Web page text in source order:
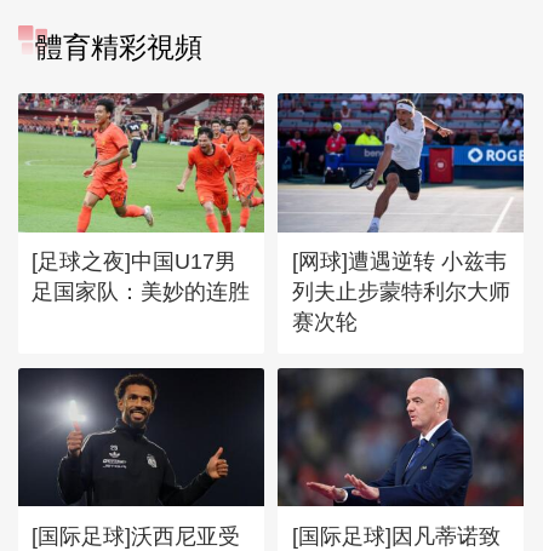
體育精彩視頻
[足球之夜]中国U17男
足国家队：美妙的连胜
[网球]遭遇逆转 小兹韦
列夫止步蒙特利尔大师
赛次轮
[国际足球]沃西尼亚受
[国际足球]因凡蒂诺致